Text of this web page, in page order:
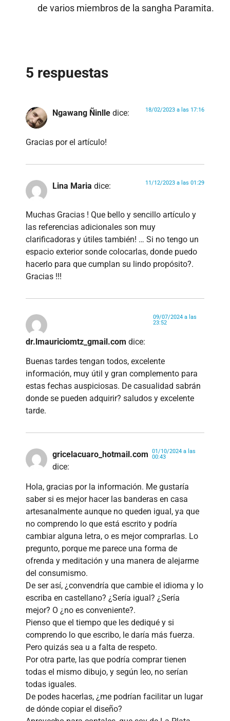
de varios miembros de la sangha Paramita.
5 respuestas
Ngawang Ñinlle dice: 18/02/2023 a las 17:16
Gracias por el artículo!
Lina Maria dice: 11/12/2023 a las 01:29
Muchas Gracias ! Que bello y sencillo artículo y
las referencias adicionales son muy
clarificadoras y útiles también! … Si no tengo un
espacio exterior sonde colocarlas, donde puedo
hacerlo para que cumplan su lindo propósito?.
Gracias !!!
dr.lmauriciomtz_gmail.com dice:
09/07/2024 a las
23:52
Buenas tardes tengan todos, excelente
información, muy útil y gran complemento para
estas fechas auspiciosas. De casualidad sabrán
donde se pueden adquirir? saludos y excelente
tarde.
gricelacuaro_hotmail.com
dice:
01/10/2024 a las
00:43
Hola, gracias por la información. Me gustaría
saber si es mejor hacer las banderas en casa
artesanalmente aunque no queden igual, ya que
no comprendo lo que está escrito y podría
cambiar alguna letra, o es mejor comprarlas. Lo
pregunto, porque me parece una forma de
ofrenda y meditación y una manera de alejarme
del consumismo.
De ser así, ¿convendría que cambie el idioma y lo
escriba en castellano? ¿Sería igual? ¿Sería
mejor? O ¿no es conveniente?.
Pienso que el tiempo que les dediqué y si
comprendo lo que escribo, le daría más fuerza.
Pero quizás sea u a falta de respeto.
Por otra parte, las que podría comprar tienen
todas el mismo dibujo, y según leo, no serían
todas iguales.
De podes hacerlas, ¿me podrían facilitar un lugar
de dónde copiar el diseño?